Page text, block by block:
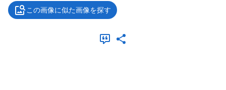
この画像に似た画像を探す